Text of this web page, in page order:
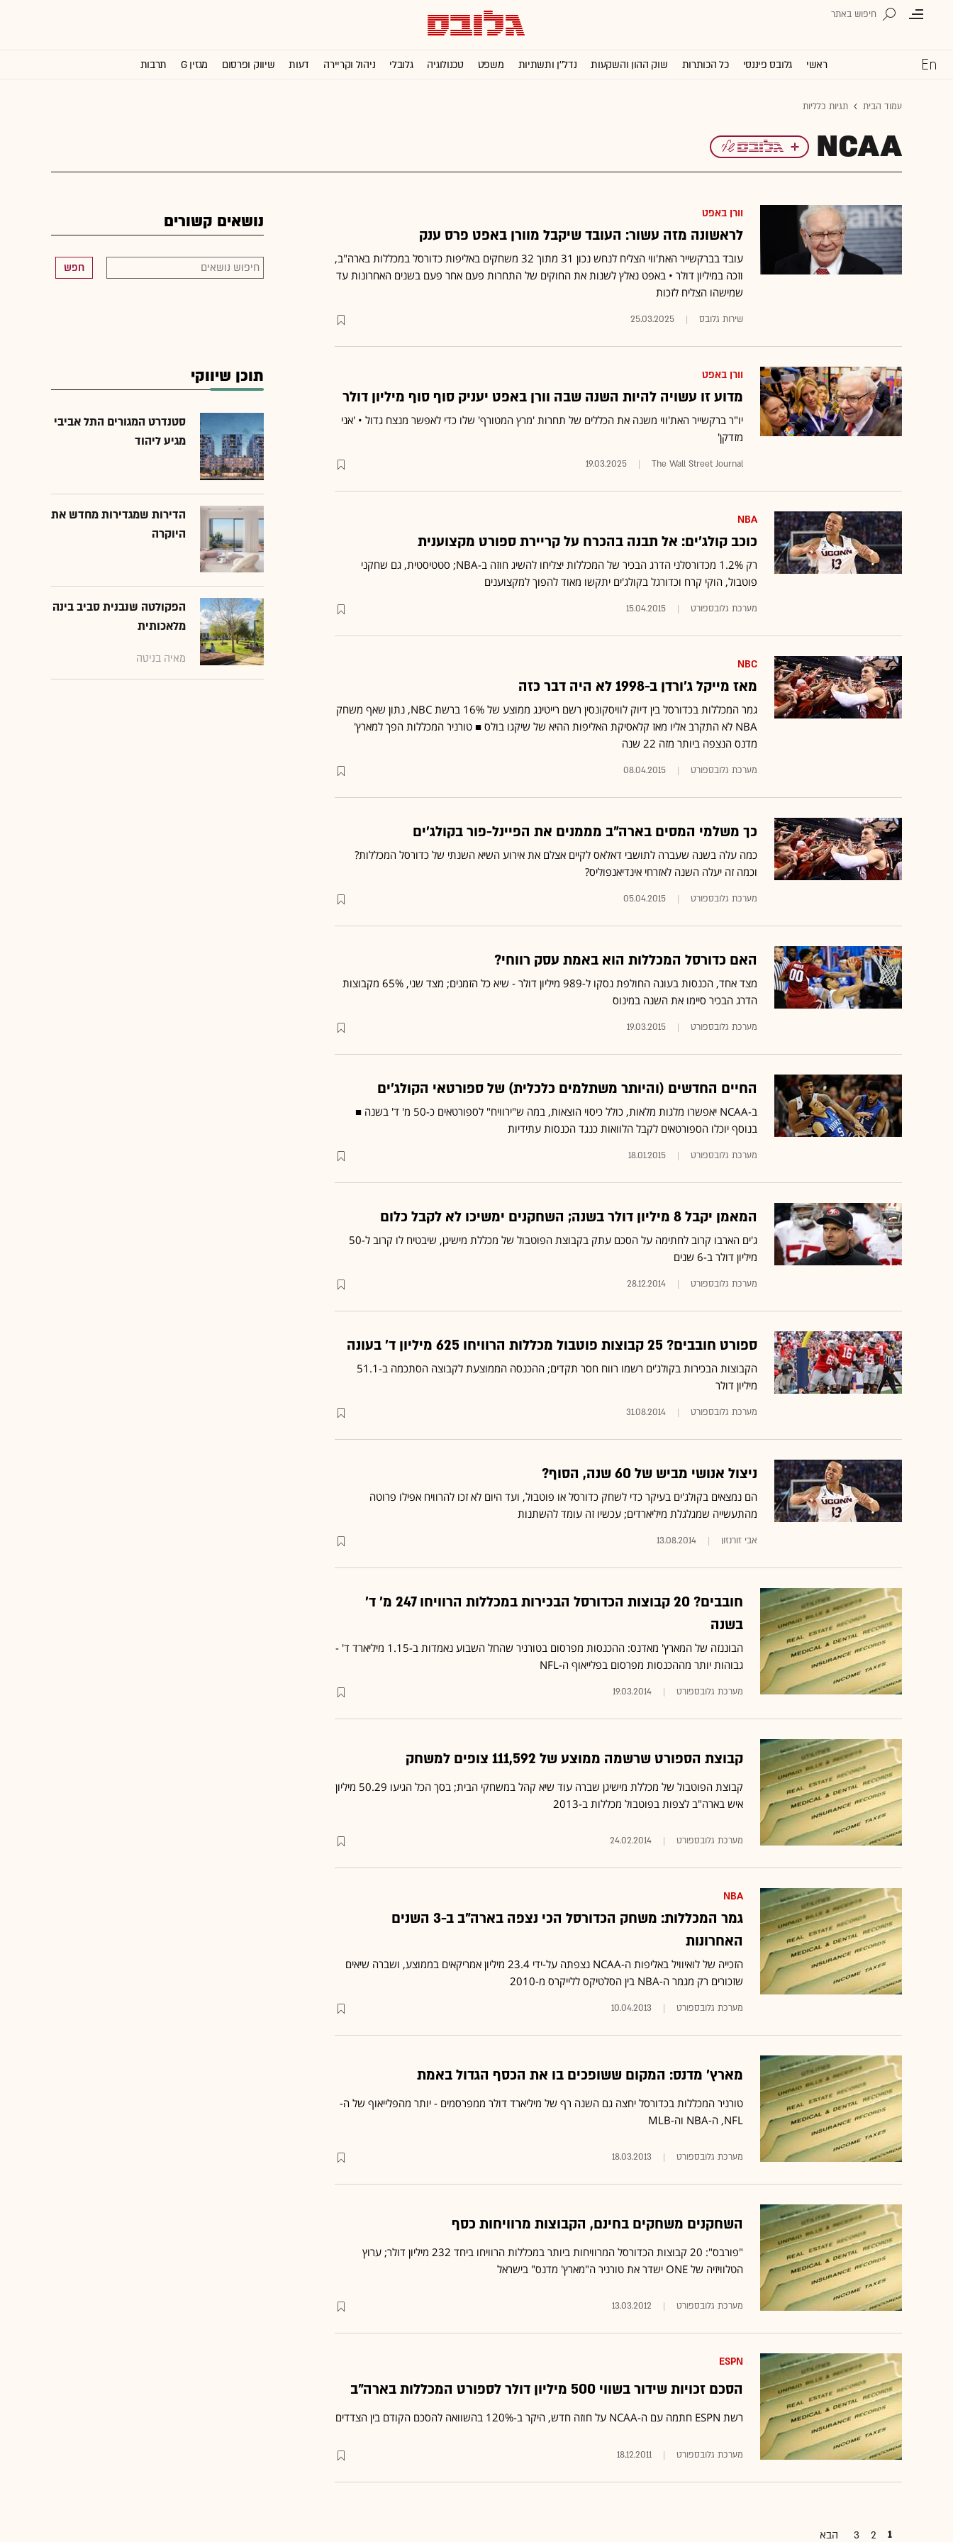
ראשי גלובס פיננסי כל הכותרות שוק ההון והשקעות נדל''ן ותשתיות משפט טכנולוגיה גלובלי ניהול וקריירה דעות שיווק ופרסום מגזין G תרבות
עמוד הבית תגיות כלליות
NCAA
וורן באפט
לראשונה מזה עשור: העובד שיקבל מוורן באפט פרס ענק
עובד בברקשייר האת'ווי הצליח לנחש נכון 31 מתוך 32 משחקים באליפות כדורסל במכללות בארה"ב,
וזכה במיליון דולר • באפט נאלץ לשנות את החוקים של התחרות פעם אחר פעם בשנים האחרונות עד
שמישהו הצליח לזכות
שירות גלובס 25.03.2025
וורן באפט
מדוע זו עשויה להיות השנה שבה וורן באפט יעניק סוף סוף מיליון דולר
יו"ר ברקשייר האת'ווי משנה את הכללים של תחרות 'מרץ המטורף' שלו כדי לאפשר מנצח גדול • 'אני
מזדקן'
The Wall Street Journal
19.03.2025
NBA
כוכב קולג'ים: אל תבנה בהכרח על קריירת ספורט מקצוענית
רק 1.2% מכדורסלני הדרג הבכיר של המכללות יצליחו להשיג חוזה ב-NBA; סטטיסטית, גם שחקני
פוטבול, הוקי קרח וכדורגל בקולג'ים יתקשו מאוד להפוך למקצוענים
מערכת גלובספורט 15.04.2015
NBC
מאז מייקל ג'ורדן ב-1998 לא היה דבר כזה
גמר המכללות בכדורסל בין דיוק לוויסקונסין רשם רייטינג ממוצע של 16% ברשת NBC, נתון שאף משחק
NBA לא התקרב אליו מאז קלאסיקת האליפות ההיא של שיקגו בולס ■ טורניר המכללות הפך למארץ'
מדנס הנצפה ביותר מזה 22 שנה
מערכת גלובספורט 08.04.2015
כך משלמי המסים בארה"ב מממנים את הפיינל-פור בקולג'ים
כמה עלה בשנה שעברה לתושבי דאלאס לקיים אצלם את אירוע השיא השנתי של כדורסל המכללות?
וכמה זה יעלה השנה לאזרחי אינדיאנפוליס?
מערכת גלובספורט 05.04.2015
האם כדורסל המכללות הוא באמת עסק רווחי?
מצד אחד, הכנסות בעונה החולפת נסקו ל-989 מיליון דולר - שיא כל הזמנים; מצד שני, 65% מקבוצות
הדרג הבכיר סיימו את השנה במינוס
מערכת גלובספורט 19.03.2015
החיים החדשים (והיותר משתלמים כלכלית) של ספורטאי הקולג'ים
ב-NCAA יאפשרו מלגות מלאות, כולל כיסוי הוצאות, במה ש"ירוויח" לספורטאים כ-50 מ' ד' בשנה ■
בנוסף יוכלו הספורטאים לקבל הלוואות כנגד הכנסות עתידיות
מערכת גלובספורט 18.01.2015
המאמן יקבל 8 מיליון דולר בשנה; השחקנים ימשיכו לא לקבל כלום
ג'ים הארבו קרוב לחתימה על הסכם עתק בקבוצת הפוטבול של מכללת מישיגן, שיבטיח לו קרוב ל-50
מיליון דולר ב-6 שנים
מערכת גלובספורט 28.12.2014
ספורט חובבים? 25 קבוצות פוטבול מכללות הרוויחו 625 מיליון ד' בעונה
הקבוצות הבכירות בקולג'ים רשמו רווח חסר תקדים; ההכנסה הממוצעת לקבוצה הסתכמה ב-51.1
מיליון דולר
מערכת גלובספורט 31.08.2014
ניצול אנושי מביש של 60 שנה, הסוף?
הם נמצאים בקולג'ים בעיקר כדי לשחק כדורסל או פוטבול, ועד היום לא זכו להרוויח אפילו פרוטה
מהתעשייה שמגלגלת מיליארדים; עכשיו זה עומד להשתנות
אבי זורנזון 13.08.2014
חובבים? 20 קבוצות הכדורסל הבכירות במכללות הרוויחו 247 מ' ד'
בשנה
הבוננזה של המארץ' מאדנס: ההכנסות מפרסום בטורניר שהחל השבוע נאמדות ב-1.15 מיליארד ד' -
גבוהות יותר מההכנסות מפרסום בפלייאוף ה-NFL
מערכת גלובספורט 19.03.2014
קבוצת הספורט שרשמה ממוצע של 111,592 צופים למשחק
קבוצת הפוטבול של מכללת מישיגן שברה עוד שיא קהל במשחקי הבית; בסך הכל הגיעו 50.29 מיליון
איש בארה"ב לצפות בפוטבול מכללות ב-2013
מערכת גלובספורט 24.02.2014
NBA
גמר המכללות: משחק הכדורסל הכי נצפה בארה"ב ב-3 השנים
האחרונות
הזכייה של לואיוויל באליפות ה-NCAA נצפתה על-ידי 23.4 מיליון אמריקאים בממוצע, ושברה שיאים
שזכורים רק מגמר ה-NBA בין הסלטיקס ללייקרס מ-2010
מערכת גלובספורט 10.04.2013
מארץ' מדנס: המקום ששופכים בו את הכסף הגדול באמת
טורניר המכללות בכדורסל יחצה גם השנה רף של מיליארד דולר ממפרסמים - יותר מהפלייאוף של ה-
NFL, ה-NBA וה-MLB
מערכת גלובספורט 18.03.2013
השחקנים משחקים בחינם, הקבוצות מרוויחות כסף
"פורבס": 20 קבוצות הכדורסל המרוויחות ביותר במכללות הרוויחו ביחד 232 מיליון דולר; ערוץ
הטלוויזיה של ONE ישדר את טורניר ה"מארץ' מדנס" בישראל
מערכת גלובספורט 13.03.2012
ESPN
הסכם זכויות שידור בשווי 500 מיליון דולר לספורט המכללות בארה"ב
רשת ESPN חתמה עם ה-NCAA על חוזה חדש, היקר ב-120% בהשוואה להסכם הקודם בין הצדדים
מערכת גלובספורט 18.12.2011
1
2
3 הבא
נושאים קשורים
חפש
תוכן שיווקי
סטנדרט המגורים התל אביבי
מגיע ליהוד
הדירות שמגדירות מחדש את
היוקרה
הפקולטה שנבנית סביב בינה
מלאכותית
מאיה בניטה